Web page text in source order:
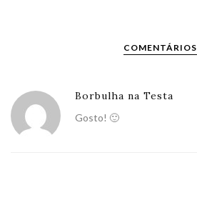
COMENTÁRIOS
Borbulha na Testa
Gosto! 🙂